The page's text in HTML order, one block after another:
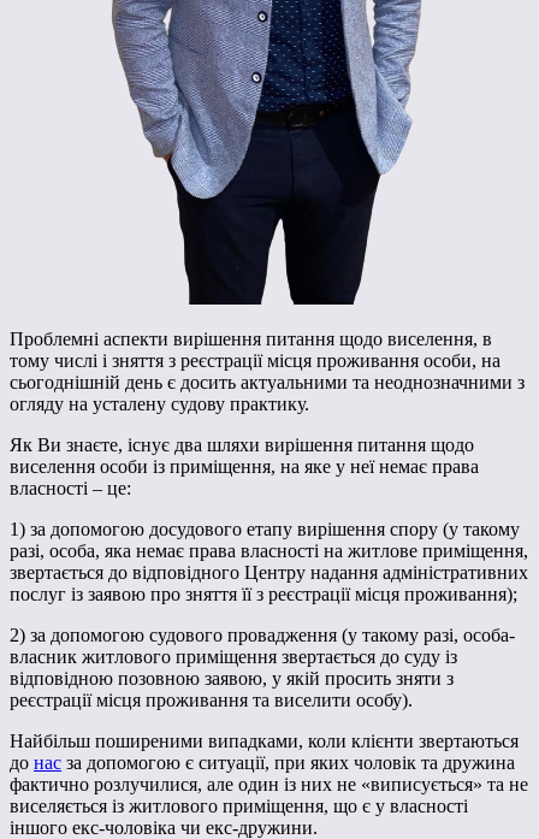
Проблемні аспекти вирішення питання щодо виселення, в
тому числі і зняття з реєстрації місця проживання особи, на
сьогоднішній день є досить актуальними та неоднозначними з
огляду на усталену судову практику.
Як Ви знаєте, існує два шляхи вирішення питання щодо
виселення особи із приміщення, на яке у неї немає права
власності – це:
1) за допомогою досудового етапу вирішення спору (у такому
разі, особа, яка немає права власності на житлове приміщення,
звертається до відповідного Центру надання адміністративних
послуг із заявою про зняття її з реєстрації місця проживання);
2) за допомогою судового провадження (у такому разі, особа-
власник житлового приміщення звертається до суду із
відповідною позовною заявою, у якій просить зняти з
реєстрації місця проживання та виселити особу).
Найбільш поширеними випадками, коли клієнти звертаються
до нас за допомогою є ситуації, при яких чоловік та дружина
фактично розлучилися, але один із них не «виписується» та не
виселяється із житлового приміщення, що є у власності
іншого екс-чоловіка чи екс-дружини.